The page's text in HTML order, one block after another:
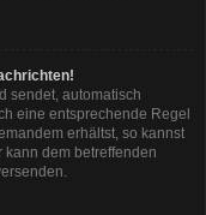
sendet, automatisch
eine entsprechende Regel
erhältst, so kannst
dem betreffenden